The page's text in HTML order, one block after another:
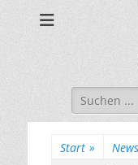
Suchen
nach:
Start » News